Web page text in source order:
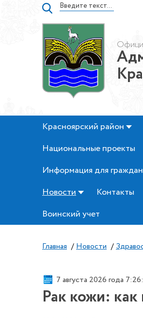
Красноярский район
Национальные проекты
Информация для
Новости
Контакты
Воинский учет
Главная / Новости /
7 августа 2026 года
Рак кожи: